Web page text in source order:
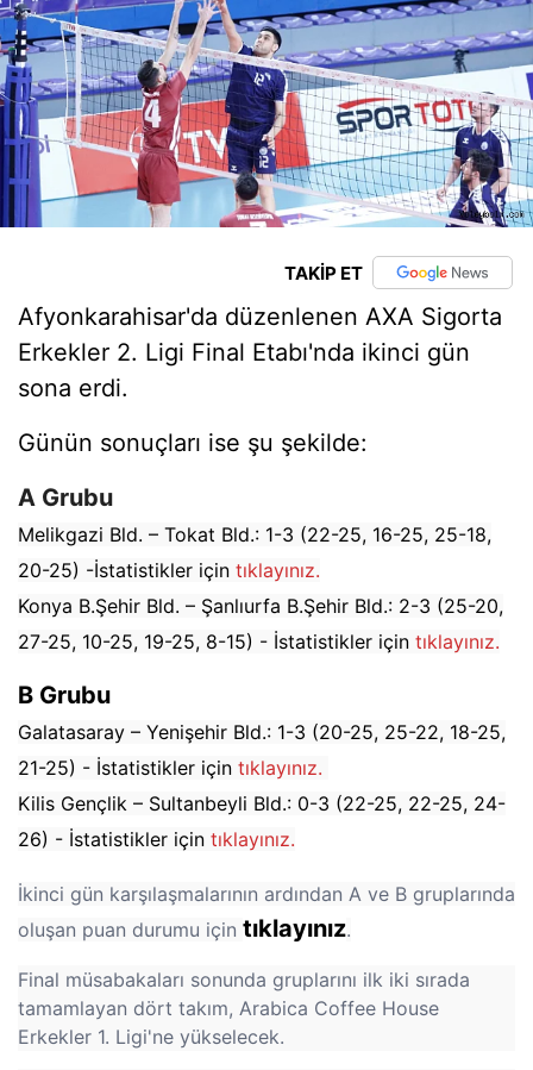
TAKİP ET
Afyonkarahisar'da düzenlenen AXA Sigorta
Erkekler 2. Ligi Final Etabı'nda ikinci gün
sona erdi.
Günün sonuçları ise şu şekilde:
A Grubu
Melikgazi Bld. – Tokat Bld.: 1-3 (22-25, 16-25, 25-18,
20-25) -İstatistikler için tıklayınız.
Konya B.Şehir Bld. – Şanlıurfa B.Şehir Bld.: 2-3 (25-20,
27-25, 10-25, 19-25, 8-15) - İstatistikler için tıklayınız.
B Grubu
Galatasaray – Yenişehir Bld.: 1-3 (20-25, 25-22, 18-25,
21-25) - İstatistikler için tıklayınız.
Kilis Gençlik – Sultanbeyli Bld.: 0-3 (22-25, 22-25, 24-
26) - İstatistikler için tıklayınız.
İkinci gün karşılaşmalarının ardından A ve B gruplarında
oluşan puan durumu için tıklayınız.
Final müsabakaları sonunda gruplarını ilk iki sırada
tamamlayan dört takım, Arabica Coffee House
Erkekler 1. Ligi'ne yükselecek.